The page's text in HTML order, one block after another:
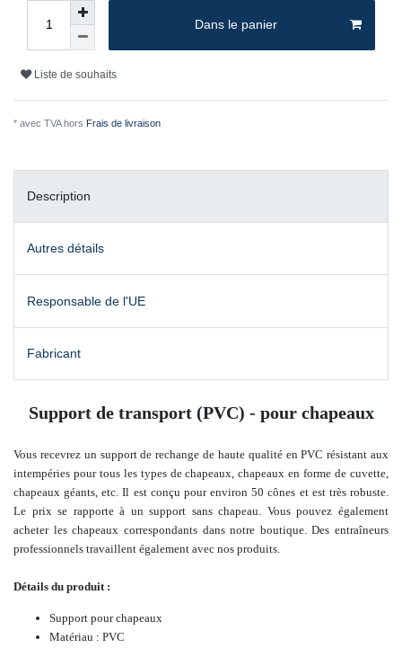
Dans le panier
Liste de souhaits
* avec TVA hors Frais de livraison
Description
Autres détails
Responsable de l'UE
Fabricant
Support de transport (PVC) - pour chapeaux
Vous recevrez un support de rechange de haute qualité en PVC résistant aux
intempéries pour tous les types de chapeaux, chapeaux en forme de cuvette,
chapeaux géants, etc. Il est conçu pour environ 50 cônes et est très robuste.
Le prix se rapporte à un support sans chapeau. Vous pouvez également
acheter les chapeaux correspondants dans notre boutique.Des entraîneurs
professionnels travaillent également avec nos produits.
Détails du produit :
Support pour chapeaux
Matériau : PVC